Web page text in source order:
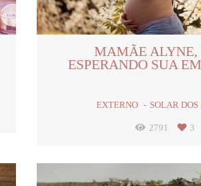
MAMÃE ALYNE,
ESPERANDO SUA
EXTERNO SOLAR DOS
2791 3